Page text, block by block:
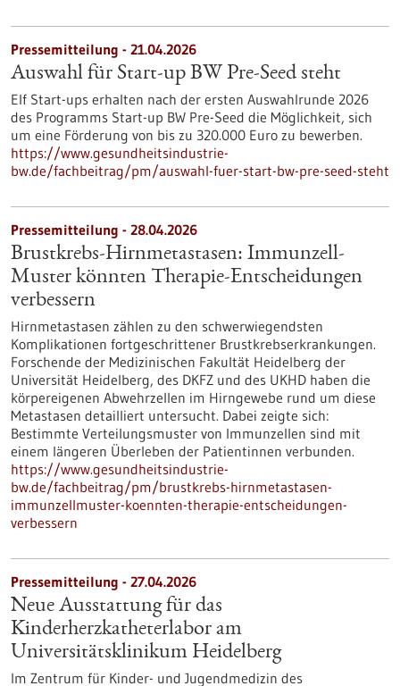
Pressemitteilung - 21.04.2026
Auswahl für Start-up BW Pre-Seed steht
Elf Start-ups erhalten nach der ersten Auswahlrunde 2026
des Programms Start-up BW Pre-Seed die Möglichkeit, sich
um eine Förderung von bis zu 320.000 Euro zu bewerben.
https://www.gesundheitsindustrie-
bw.de/fachbeitrag/pm/auswahl-fuer-start-bw-pre-seed-steht
Pressemitteilung - 28.04.2026
Brustkrebs-Hirnmetastasen: Immunzell-
Muster könnten Therapie-Entscheidungen
verbessern
Hirnmetastasen zählen zu den schwerwiegendsten
Komplikationen fortgeschrittener Brustkrebserkrankungen.
Forschende der Medizinischen Fakultät Heidelberg der
Universität Heidelberg, des DKFZ und des UKHD haben die
körpereigenen Abwehrzellen im Hirngewebe rund um diese
Metastasen detailliert untersucht. Dabei zeigte sich:
Bestimmte Verteilungsmuster von Immunzellen sind mit
einem längeren Überleben der Patientinnen verbunden.
https://www.gesundheitsindustrie-
bw.de/fachbeitrag/pm/brustkrebs-hirnmetastasen-
immunzellmuster-koennten-therapie-entscheidungen-
verbessern
Pressemitteilung - 27.04.2026
Neue Ausstattung für das
Kinderherzkatheterlabor am
Universitätsklinikum Heidelberg
Im Zentrum für Kinder- und Jugendmedizin des